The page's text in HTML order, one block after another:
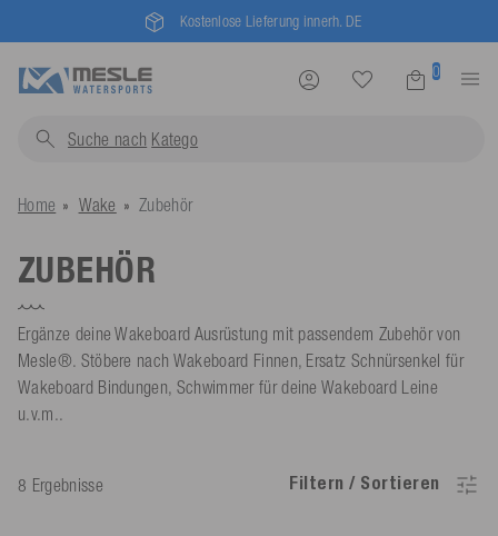
Mesle® - since 1955
0
Suche nach K
Home Wake Zubehör
ZUBEHÖR
Ergänze deine Wakeboard Ausrüstung mit passendem Zubehör von
Mesle®. Stöbere nach Wakeboard Finnen, Ersatz Schnürsenkel für
Wakeboard Bindungen, Schwimmer für deine Wakeboard Leine
u.v.m..
8 Ergebnisse Filtern / Sortieren